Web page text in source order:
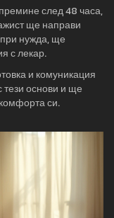
след 48 часа,
ще направи
нужда, ще
с лекар.
и комуникация
тези основи и ще
си.